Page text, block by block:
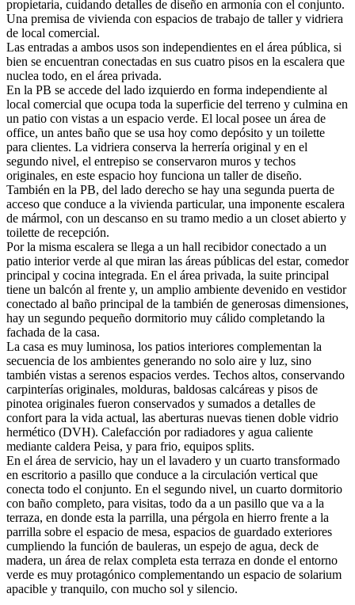
propietaria, cuidando detalles de diseño en armonía con el conjunto.
Una premisa de vivienda con espacios de trabajo de taller y vidriera
de local comercial.
Las entradas a ambos usos son independientes en el área pública, si
bien se encuentran conectadas en sus cuatro pisos en la escalera que
nuclea todo, en el área privada.
En la PB se accede del lado izquierdo en forma independiente al
local comercial que ocupa toda la superficie del terreno y culmina en
un patio con vistas a un espacio verde. El local posee un área de
office, un antes baño que se usa hoy como depósito y un toilette
para clientes. La vidriera conserva la herrería original y en el
segundo nivel, el entrepiso se conservaron muros y techos
originales, en este espacio hoy funciona un taller de diseño.
También en la PB, del lado derecho se hay una segunda puerta de
acceso que conduce a la vivienda particular, una imponente escalera
de mármol, con un descanso en su tramo medio a un closet abierto y
toilette de recepción.
Por la misma escalera se llega a un hall recibidor conectado a un
patio interior verde al que miran las áreas públicas del estar, comedor
principal y cocina integrada. En el área privada, la suite principal
tiene un balcón al frente y, un amplio ambiente devenido en vestidor
conectado al baño principal de la también de generosas dimensiones,
hay un segundo pequeño dormitorio muy cálido completando la
fachada de la casa.
La casa es muy luminosa, los patios interiores complementan la
secuencia de los ambientes generando no solo aire y luz, sino
también vistas a serenos espacios verdes. Techos altos, conservando
carpinterías originales, molduras, baldosas calcáreas y pisos de
pinotea originales fueron conservados y sumados a detalles de
confort para la vida actual, las aberturas nuevas tienen doble vidrio
hermético (DVH). Calefacción por radiadores y agua caliente
mediante caldera Peisa, y para frio, equipos splits.
En el área de servicio, hay un el lavadero y un cuarto transformado
en escritorio a pasillo que conduce a la circulación vertical que
conecta todo el conjunto. En el segundo nivel, un cuarto dormitorio
con baño completo, para visitas, todo da a un pasillo que va a la
terraza, en donde esta la parrilla, una pérgola en hierro frente a la
parrilla sobre el espacio de mesa, espacios de guardado exteriores
cumpliendo la función de bauleras, un espejo de agua, deck de
madera, un área de relax completa esta terraza en donde el entorno
verde es muy protagónico complementando un espacio de solarium
apacible y tranquilo, con mucho sol y silencio.